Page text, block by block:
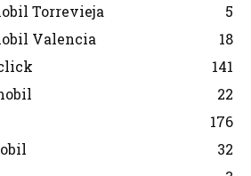
Torrevieja
5
Valencia
18
141
22
176
32